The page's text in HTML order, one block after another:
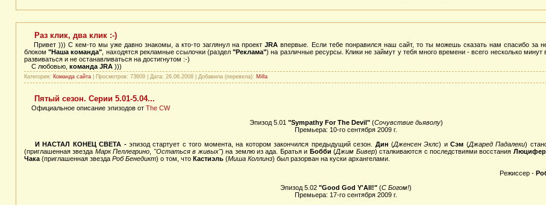
Раз клик, два клик :-)
Привет ))) С кем-то мы уже давно знакомы, а кто-то заглянул на проектJRA впервые. Если тебе понравился наш сайт, то ты можешь сказать нам спасибо за
блоком"Наша команда" , находятся рекламные ссылочки (раздел"Реклама") на различные ресурсы. Клики не займут у тебя много времени - всего несколько минут
развиваться и не останавливаться на достигнутом :-)
С любовью, команда JRA )))
Категория: Команда сайта | Просмотров: 73609 | Дата: 26.06.2008 | Добавила (перевела): Milla
Пятый сезон. Серии 5.01-5.04...
Официальное описание эпизодов от The CW
Эпизод 5.01 "Sympathy For The Devil"(Сочувствие дьяволу)
Премьера: 10-го сентября 2009 г.
И НАСТАЛ КОНЕЦ СВЕТА -эпизод стартует с того момента, на котором закончился предыдущий сезон. Дин (Дженсен Эклс) иСэм (Джаред Падалеки)
(приглашенная звезда Марк Пеллегрино "Остаться в живых") на землю из ада. Братья и Бобби (Джим Бивер) сталкиваются с последствиями восстания
Чака (приглашенная звезда Роб Бенедикт) о том, что Кастиэль (Миша Коллинз) был разорван на куски архангелами.
Режиссер -
Эпизод 5.02 "Good God Y'All!" (С Богом!)
Премьера: 17-го сентября 2009 г.